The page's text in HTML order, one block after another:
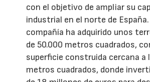
con el objetivo de ampliar su
industrial en el norte de España.
compañía ha adquirido unos
de 50.000 metros cuadrados,
superficie construida cercana a
metros cuadrados, donde